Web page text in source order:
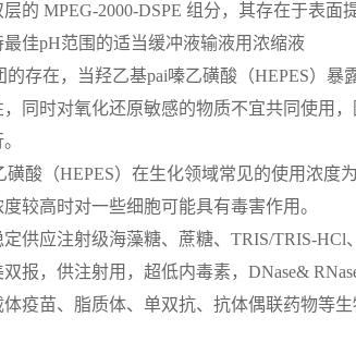
的 MPEG-2000-DSPE 组分，其存在于表
佳pH范围的适当缓冲液输液用浓缩液
的存在，当羟乙基pai嗪乙磺酸（HEPES）
同时对氧化还原敏感的物质不宜共同使用
磺酸（HEPES）在生化领域常见的使用浓度
较高时对一些细胞可能具有毒害作用。
供应注射级海藻糖、蔗糖、TRIS/TRIS-
报，供注射用，超低内毒素，DNase&
疫苗、脂质体、单双抗、抗体偶联药物等生